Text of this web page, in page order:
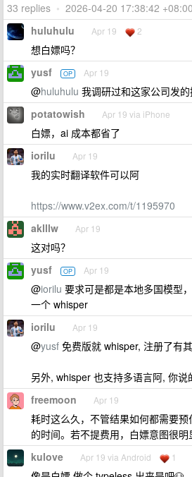
33 replies • 2026-04-20 17:38:42 +08:00
huluhulu Apr 19 2
想白嫖吗？
yusf OP Apr 19
@huluhulu 我调研过和这家公司发
potatowish Apr 19 via iPhone
白嫖，ai 成本都省了
iorilu Apr 19
我的实时翻译软件可以阿
https://www.v2ex.com/t/1195970
aklllw Apr 19
这对吗？
yusf OP Apr 19
@iorilu 要求可是都是本地多国模型
一个 whisper
iorilu Apr 19
@yusf 免费版就 whisper, 注册了有
另外, whisper 也支持多语言阿, 你
freemoon Apr 19
耗时这么久，不管结果如何都需要
的时间。若不提费用，白嫖意图很明
kulove Apr 19 via Android 1